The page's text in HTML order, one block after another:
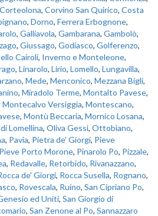
Corteolona, Corvino San Quirico, Costa
, Dorno, Ferrera Erbognone,
, Galliavola, Gambarana, Gambolò,
, Giussago, Godiasco, Golferenzo,
Cairoli, Inverno e Monteleone,
, Linarolo, Lirio, Lomello, Lungavilla,
, Mede, Menconico, Mezzana Bigli,
, Miradolo Terme, Montalto Pavese,
Montecalvo Versiggia, Montescano,
, Montù Beccaria, Mornico Losana,
Lomellina, Oliva Gessi, Ottobiano,
, Pavia, Pietra de' Giorgi, Pieve
Pieve Porto Morone, Pinarolo Po, Pizzale,
, Redavalle, Retorbido, Rivanazzano,
de' Giorgi, Rocca Susella, Rognano,
, Rovescala, Ruino, San Cipriano Po,
ed Uniti, San Giorgio di
, San Zenone al Po, Sannazzaro